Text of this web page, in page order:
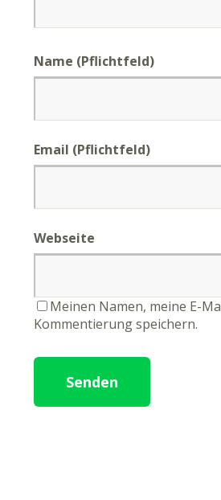
Name (Pflichtfeld)
Email (Pflichtfeld)
Webseite
Meinen Namen, meine E-
Kommentierung speichern.